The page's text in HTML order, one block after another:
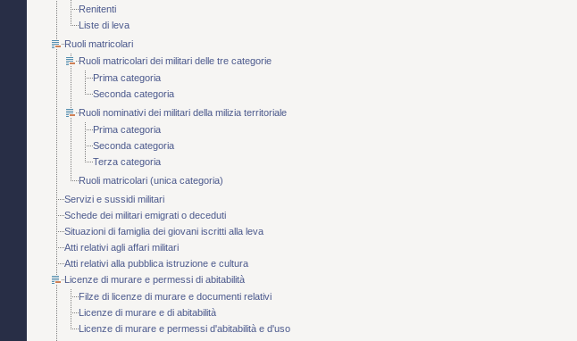
Renitenti
Liste di leva
Ruoli matricolari
Ruoli matricolari dei militari delle tre categorie
Prima categoria
Seconda categoria
Ruoli nominativi dei militari della milizia territoriale
Prima categoria
Seconda categoria
Terza categoria
Ruoli matricolari (unica categoria)
Servizi e sussidi militari
Schede dei militari emigrati o deceduti
Situazioni di famiglia dei giovani iscritti alla leva
Atti relativi agli affari militari
Atti relativi alla pubblica istruzione e cultura
Licenze di murare e permessi di abitabilità
Filze di licenze di murare e documenti relativi
Licenze di murare e di abitabilità
Licenze di murare e permessi d'abitabilità e d'uso